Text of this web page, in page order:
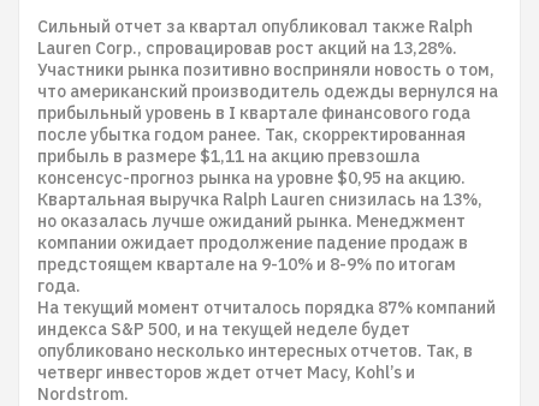
Сильный отчет за квартал опубликовал также Ralph
Lauren Corp., спровацировав рост акций на 13,28%.
Участники рынка позитивно восприняли новость о том,
что американский производитель одежды вернулся на
прибыльный уровень в I квартале финансового года
после убытка годом ранее. Так, скорректированная
прибыль в размере $1,11 на акцию превзошла
консенсус-прогноз рынка на уровне $0,95 на акцию.
Квартальная выручка Ralph Lauren снизилась на 13%,
но оказалась лучше ожиданий рынка. Менеджмент
компании ожидает продолжение падение продаж в
предстоящем квартале на 9-10% и 8-9% по итогам
года.
На текущий момент отчиталось порядка 87% компаний
индекса S&P 500, и на текущей неделе будет
опубликовано несколько интересных отчетов. Так, в
четверг инвесторов ждет отчет Macy, Kohl’s и
Nordstrom.